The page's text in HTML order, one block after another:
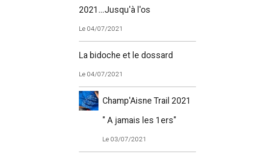
2021...Jusqu'à l'os
Le 04/07/2021
La bidoche et le dossard
Le 04/07/2021
Champ'Aisne Trail 2021
" A jamais les 1ers"
Le 03/07/2021